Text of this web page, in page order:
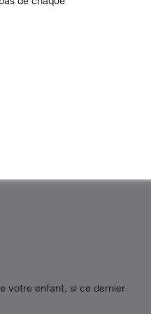
parent isolé, enfant
peut bénéficier de la
votre enfant, si ce dernier